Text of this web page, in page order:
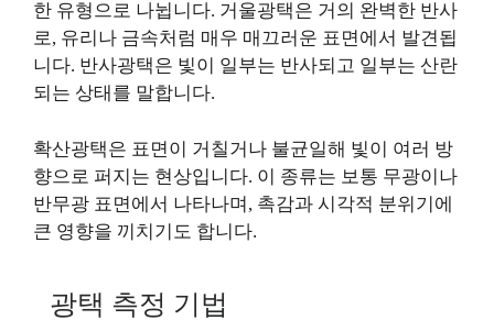
한 유형으로 나뉩니다. 거울광택은 거의 완벽한 반사
로, 유리나 금속처럼 매우 매끄러운 표면에서 발견됩
니다. 반사광택은 빛이 일부는 반사되고 일부는 산란
되는 상태를 말합니다.
확산광택은 표면이 거칠거나 불균일해 빛이 여러 방
향으로 퍼지는 현상입니다. 이 종류는 보통 무광이나
반무광 표면에서 나타나며, 촉감과 시각적 분위기에
큰 영향을 끼치기도 합니다.
광택 측정 기법